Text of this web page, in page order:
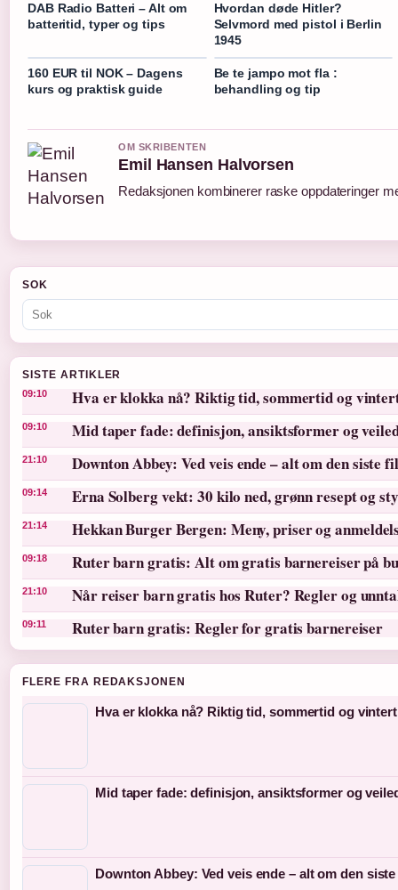
DAB Radio Batteri – Alt om
batteritid, typer og tips
Hvordan døde Hitler?
Selvmord med pistol i Berlin
1945
160 EUR til NOK – Dagens
kurs og praktisk guide
Be te jampo mot fla :
behandling og tip
OM SKRIBENTEN
Emil Hansen Halvorsen
Redaksjonen kombinerer raske oppdateringer
SOK
SISTE ARTIKLER
09:10 Hva er klokka nå? Riktig tid, sommertid og
09:10 Mid taper fade: definisjon, ansiktsformer og
21:10 Downton Abbey: Ved veis ende – alt om den siste
09:14 Erna Solberg vekt: 30 kilo ned, grønn resept og
21:14 Hekkan Burger Bergen: Meny, priser og
09:18 Ruter barn gratis: Alt om gratis barnereiser på
21:10 Når reiser barn gratis hos Ruter? Regler og
09:11 Ruter barn gratis: Regler for gratis barnereiser
FLERE FRA REDAKSJONEN
Hva er klokka nå? Riktig tid, sommertid og
Mid taper fade: definisjon, ansiktsformer og
Downton Abbey: Ved veis ende – alt om den